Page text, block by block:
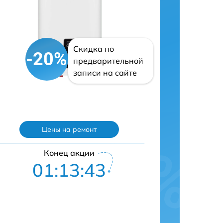
-20%
Скидка по
предварительной
записи на сайте
Цены на ремонт
Конец акции
01:13:42